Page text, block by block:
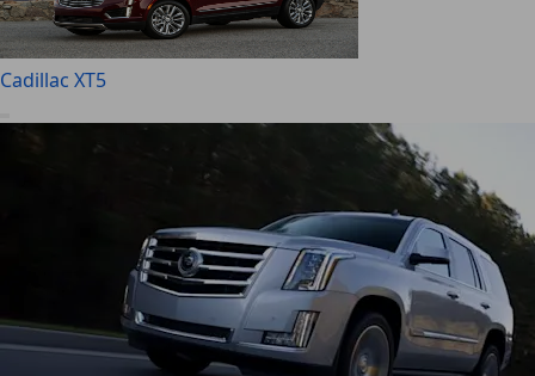
Cadillac XT5